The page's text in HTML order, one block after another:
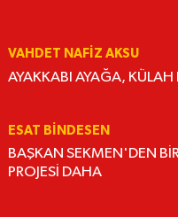
VAHDET NAFIZ AKSU
AYAKKABI AYAĞA, KÜLAH
ESAT BİNDESEN
BAŞKAN SEKMEN'DEN
PROJESİ DAHA